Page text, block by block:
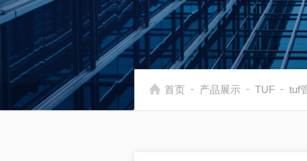
首页 - 产品展示 - TUF - tuf